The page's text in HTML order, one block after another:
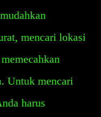
mencari lokasi
Untuk mencari
harus